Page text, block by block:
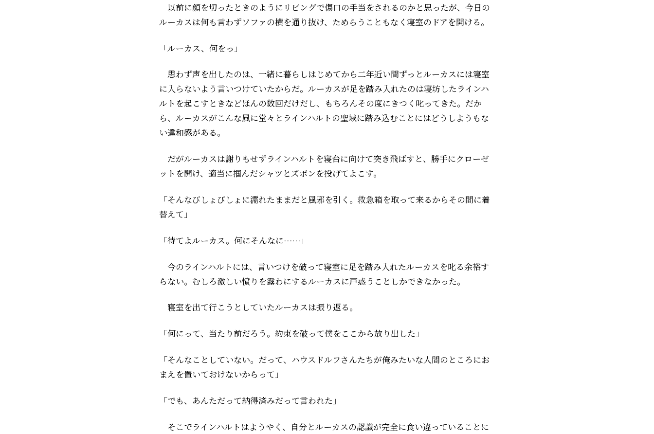
以前に顔を切ったときのようにリビングで傷口の手当をされるのかと思ったが、今日の
ルーカスは何も言わずソファの横を通り抜け、ためらうこともなく寝室のドアを開ける。
「ルーカス、何をっ」
思わず声を出したのは、一緒に暮らしはじめてから二年近い間ずっとルーカスには寝室
に入らないよう言いつけていたからだ。ルーカスが足を踏み入れたのは寝坊したラインハ
ルトを起こすときなどほんの数回だけだし、もちろんその度にきつく叱ってきた。だか
ら、ルーカスがこんな風に堂々とラインハルトの聖域に踏み込むことにはどうしようもな
い違和感がある。
だがルーカスは謝りもせずラインハルトを寝台に向けて突き飛ばすと、勝手にクローゼ
ットを開け、適当に掴んだシャツとズボンを投げてよこす。
「そんなびしょびしょに濡れたままだと風邪を引く。救急箱を取って来るからその間に着
替えて」
「待てよルーカス。何にそんなに……」
今のラインハルトには、言いつけを破って寝室に足を踏み入れたルーカスを叱る余裕す
らない。むしろ激しい憤りを露わにするルーカスに戸惑うことしかできなかった。
寝室を出て行こうとしていたルーカスは振り返る。
「何にって、当たり前だろう。約束を破って僕をここから放り出した」
「そんなことしていない。だって、ハウスドルフさんたちが俺みたいな人間のところにお
まえを置いておけないからって」
「でも、あんただって納得済みだって言われた」
そこでラインハルトはようやく、自分とルーカスの認識が完全に食い違っていることに